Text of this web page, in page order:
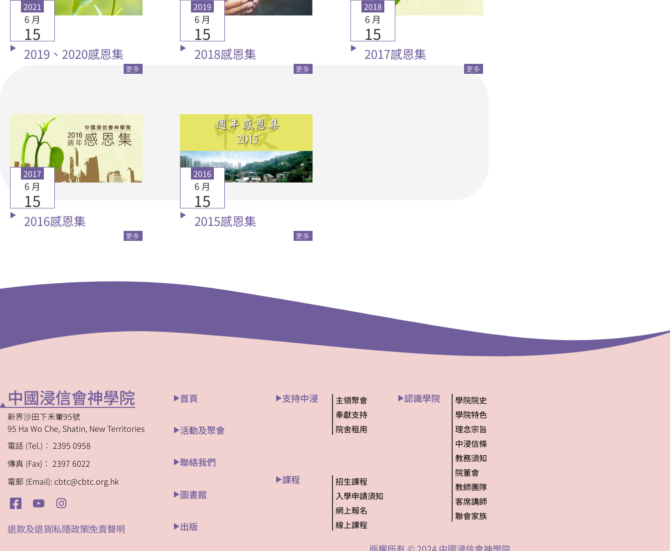
2021
6 月
15
2019、2020感恩集
更多
2019
6 月
15
2018感恩集
更多
2018
6 月
15
2017感恩集
更多
2017
6 月
15
2016感恩集
更多
2016
6 月
15
2015感恩集
更多
中國浸信會神學院
新界沙田下禾輋95號
95 Ha Wo Che, Shatin, New Territories
電話 (Tel.)︰ 2395 0958
傳真 (Fax)︰ 2397 6022
電郵 (Email): cbtc@cbtc.org.hk
退款及退貨私隱政策免責聲明
首頁
活動及聚會
聯絡我們
圖書館
出版
支持中浸
主領聚會
奉獻支持
院舍租用
課程
招生課程
入學申請須知
網上報名
線上課程
認識學院
學院院史
學院特色
理念宗旨
中浸信條
教務須知
院董會
教師團隊
客席講師
聯會家族